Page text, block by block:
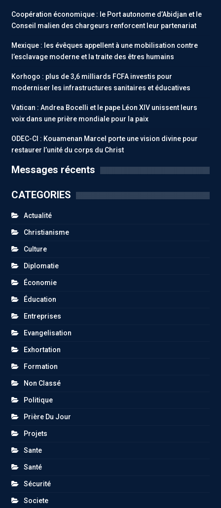
Coopération économique : le Port autonome d’Abidjan et le
Conseil malien des chargeurs renforcent leur partenariat
Mexique : les évêques appellent à une mobilisation contre
l’esclavage moderne et la traite des êtres humains
Korhogo : plus de 3,6 milliards FCFA investis pour
moderniser les infrastructures sanitaires et éducatives
Vatican : Andrea Bocelli et le pape Léon XIV unissent leurs
voix dans une prière mondiale pour la paix
ODEC-CI : Kouamenan Marcel porte une vision divine pour
restaurer l’unité du corps du Christ
Messages récents
CATEGORIES
Actualité
Christianisme
Culture
Diplomatie
Économie
Éducation
Entreprises
Evangelisation
Exhortation
Formation
Non Classé
Politique
Prière Du Jour
Projets
Sante
Santé
Sécurité
Societe